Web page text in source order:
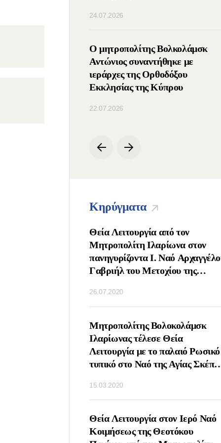
24.07.2026
Ο μητροπολίτης Βολκολάμσκ
Αντώνιος συναντήθηκε με
ιεράρχες της Ορθοδόξου
Εκκλησίας της Κύπρου
22.07.2026
Κηρύγματα
Θεία Λειτουργία από τον
Μητροπολίτη Ιλαρίωνα στον
πανηγυρίζοντα Ι. Ναό
Γαβριήλ του Μετοχίου της
Μόσχα
26.07.2020
Μητροπολίτης Βολοκολάμσκ
Ιλαρίωνας τέλεσε Θεία
Λειτουργία με το παλαιό Ρωσικό
τυπικό στο Ναό της Αγίας
15.03.2020
Θεία Λειτουργία στον Ιερό Ναό
Κοιμήσεως της Θεοτόκου